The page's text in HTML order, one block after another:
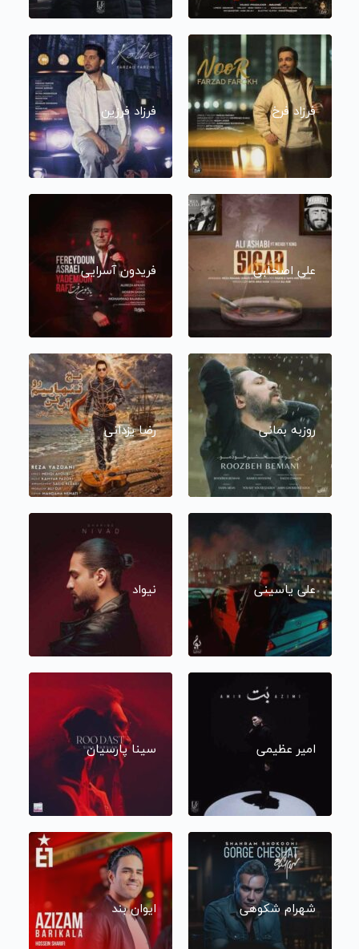
فرزاد فرخ فرزاد فرزین
علی اصحابی فریدون آسرایی
روزبه بمانی رضا یزدانی
علی یاسینی نیواد
امیر عظیمی سینا پارسیان
شهرام شکوهی ایوان بند